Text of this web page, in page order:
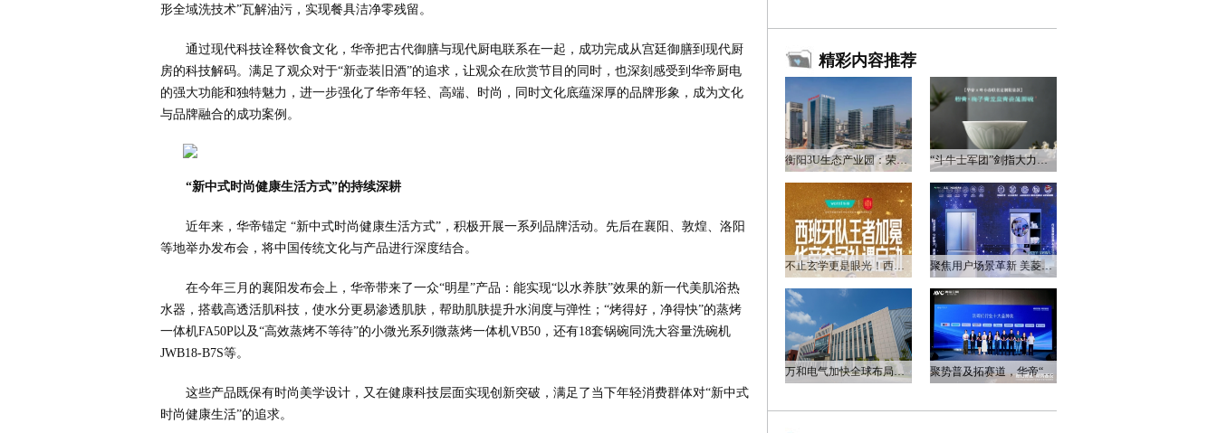
形全域洗技术”瓦解油污，实现餐具洁净零残留。
通过现代科技诠释饮食文化，华帝把古代御膳与现代厨电联系在一起，成功完成从宫廷御膳到现代厨
房的科技解码。满足了观众对于“新壶装旧酒”的追求，让观众在欣赏节目的同时，也深刻感受到华帝厨电
的强大功能和独特魅力，进一步强化了华帝年轻、高端、时尚，同时文化底蕴深厚的品牌形象，成为文化
与品牌融合的成功案例。
“新中式时尚健康生活方式”的持续深耕
近年来，华帝锚定 “新中式时尚健康生活方式”，积极开展一系列品牌活动。先后在襄阳、敦煌、洛阳
等地举办发布会，将中国传统文化与产品进行深度结合。
在今年三月的襄阳发布会上，华帝带来了一众“明星”产品：能实现“以水养肤”效果的新一代美肌浴热
水器，搭载高透活肌科技，使水分更易渗透肌肤，帮助肌肤提升水润度与弹性；“烤得好，净得快”的蒸烤
一体机FA50P以及“高效蒸烤不等待”的小微光系列微蒸烤一体机VB50，还有18套锅碗同洗大容量洗碗机
JWB18-B7S等。
这些产品既保有时尚美学设计，又在健康科技层面实现创新突破，满足了当下年轻消费群体对“新中式
时尚健康生活”的追求。
精彩内容推荐
衡阳3U生态产业园：荣电集团的政企合作新答卷 “斗牛士军团”剑指大力神杯，华帝以“一瓷一金”静候荣光
不止玄学更是眼光！西班牙队夺冠，华帝火速官宣启动兑奖福利 聚焦用户场景革新 美菱产品创新打造差异化居家体验
万和电气加快全球布局，海外营收占比升至四成 聚势普及拓赛道，华帝“亮剑”洗碗机峰会，破局存量换新